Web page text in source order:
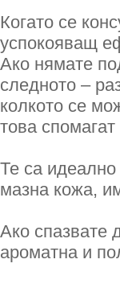
Когато се
успокояващ
Ако нямате
следното –
колкото се
това
Те са идеално
мазна кожа,
Ако спазвате
ароматна и